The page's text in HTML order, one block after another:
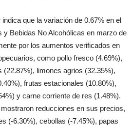
que la variación de 0.67% en el
y Bebidas No Alcohólicas en marzo de
por los aumentos verificados en
como pollo fresco (4.69%),
(22.87%), limones agrios (32.35%),
frutas estacionales (10.80%),
y carne corriente de res (1.48%).
reducciones en sus precios,
(-6.30%), cebollas (-7.45%), papas